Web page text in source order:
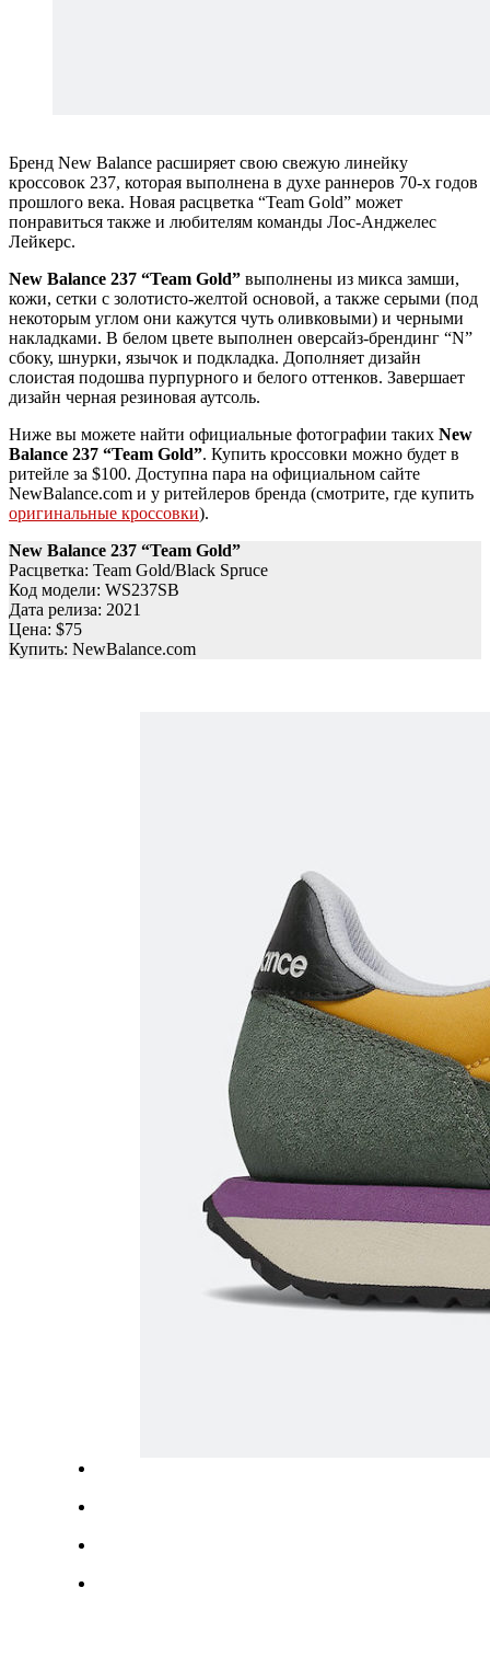
Бренд New Balance расширяет свою свежую линейку
кроссовок 237, которая выполнена в духе раннеров 70-х годов
прошлого века. Новая расцветка “Team Gold” может
понравиться также и любителям команды Лос-Анджелес
Лейкерс.
New Balance 237 “Team Gold” выполнены из микса замши,
кожи, сетки с золотисто-желтой основой, а также серыми (под
некоторым углом они кажутся чуть оливковыми) и черными
накладками. В белом цвете выполнен оверсайз-брендинг “N”
сбоку, шнурки, язычок и подкладка. Дополняет дизайн
слоистая подошва пурпурного и белого оттенков. Завершает
дизайн черная резиновая аутсоль.
Ниже вы можете найти официальные фотографии таких New
Balance 237 “Team Gold”. Купить кроссовки можно будет в
ритейле за $100. Доступна пара на официальном сайте
NewBalance.com и у ритейлеров бренда (смотрите, где купить
оригинальные кроссовки).
New Balance 237 “Team Gold”
Расцветка: Team Gold/Black Spruce
Код модели: WS237SB
Дата релиза: 2021
Цена: $75
Купить: NewBalance.com